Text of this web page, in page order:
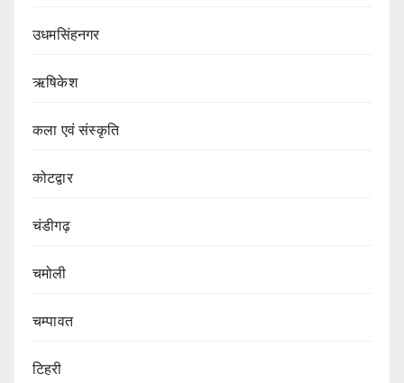
उधमसिंहनगर
ऋषिकेश
कला एवं संस्कृति
कोटद्वार
चंडीगढ़
चमोली
चम्पावत
टिहरी